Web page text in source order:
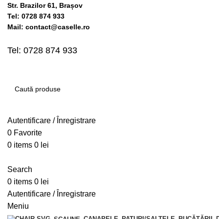
Str. Brazilor 61, Brașov
Tel: 0728 874 933
Mail: contact@caselle.ro
Tel: 0728 874 933
Autentificare / Înregistrare
0 Favorite
0 items 0 lei
Search
0 items 0 lei
Autentificare / Înregistrare
Meniu